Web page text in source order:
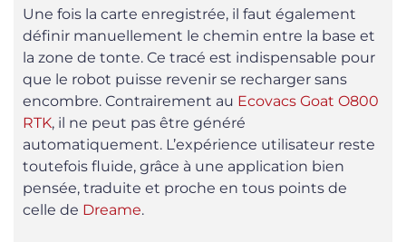
Une fois la carte enregistrée, il faut également
définir manuellement le chemin entre la base et
la zone de tonte. Ce tracé est indispensable pour
que le robot puisse revenir se recharger sans
encombre. Contrairement au Ecovacs Goat O800
RTK, il ne peut pas être généré
automatiquement. L’expérience utilisateur reste
toutefois fluide, grâce à une application bien
pensée, traduite et proche en tous points de
celle de Dreame.